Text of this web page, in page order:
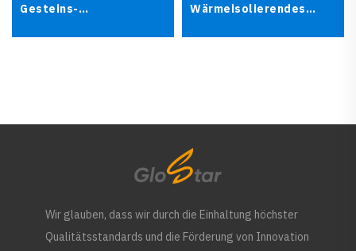
Gesteins-
Wärmeisolierendes
Wir glauben, dass wir durch die Einhaltung höchster
Qualitätsstandards und die Förderung von Innovation